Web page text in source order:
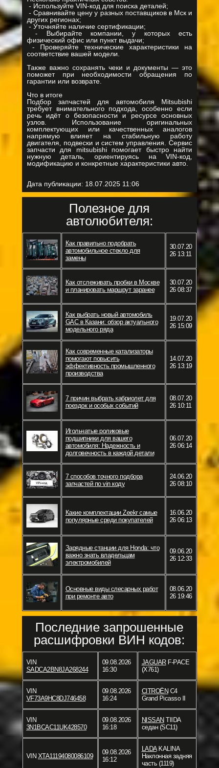
- Используйте VIN-код для поиска деталей;
- Сравнивайте цену у разных поставщиков в Мск и
других регионах;
- Уточняйте наличие сертификации;
- Выбирайте компании, у которых есть
физический офис или пункт выдачи;
- Проверяйте технические характеристики на
соответствие вашей модели.
Также важно сохранять чеки и документы — это
поможет при необходимости обращения по
гарантии или возврате.
Что в итоге
Подбор запчастей для автомобиля Mitsubishi
требует внимательного подхода, особенно если
речь идёт о безопасности и ресурсе основных
узлов. Использование оригинальных
комплектующих или качественных аналогов
напрямую влияет на стабильную работу
двигателя, подвески и систем управления. Сервис
запчасти для mitsubishi помогает быстро найти
нужную деталь, ориентируясь на VIN-код,
модификацию и конкретные характеристики авто.
Дата публикации: 18.07.2025 11:06
Полезное для
автолюбителя:
Как правильно подобрать
автомобильное стекло для
замены
30.07.20
26 13:11
Как отслеживать пробки в Москве
и планировать маршрут заранее
30.07.20
26 08:37
Как выбрать новый автомобиль
GAC в Казани: обзор актуального
модельного ряда
19.07.20
26 15:09
Как современные катализаторы
помогают повысить
эффективность промышленного
производства
14.07.20
26 13:19
7 причин выбрать кабриолет для
поездок и особых событий
08.07.20
26 10:11
Игольчатые роликовые
подшипники для вашего
автомобиля: Надежность и
долговечность в каждой детали
06.07.20
26 06:14
7 способов точного подбора
запчастей по vin коду
24.06.20
26 08:10
Какие комплектации Zeekr самые
популярные среди покупателей
16.06.20
26 06:13
Зарядные станции для Honda: что
важно знать владельцам
электромобилей
09.06.20
26 12:33
Основные виды слесарных работ
при ремонте авто
08.06.20
26 19:46
Последние запрошенные
расшифровки ВИН кодов:
VIN
SADCA2BN8JA268244
09.08.2026
16:30
JAGUARF-PACE
(X761)
VIN
VF73A9HC8DJ746458
09.08.2026
16:24
CITROËN C4
Grand Picasso II
VIN
3N1BCAC11UK428570
09.08.2026
16:18
NISSAN TIIDA
седан (SC11)
VIN XTA11194080086109
09.08.2026
16:12
LADAKALINA
Наклонная задняя
часть (1119)